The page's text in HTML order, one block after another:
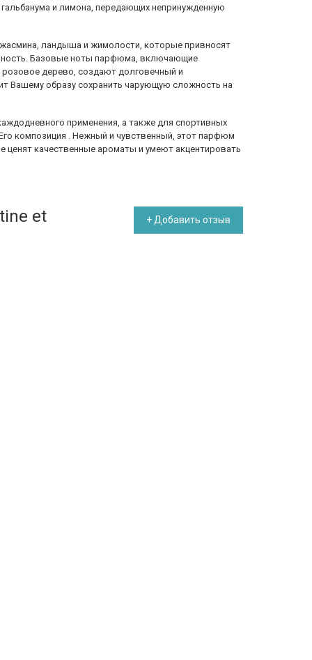
и лимона, передающих непринужденную
ландыша и жимолости, которые привносят
Базовые ноты парфюма, включающие
дерево, создают долговечный и
Вашему образу сохранить чарующую сложность на
применения, а также для спортивных
композиция . Нежный и чувственный, этот парфюм
качественные ароматы и умеют акцентировать
et + Добавить отзыв